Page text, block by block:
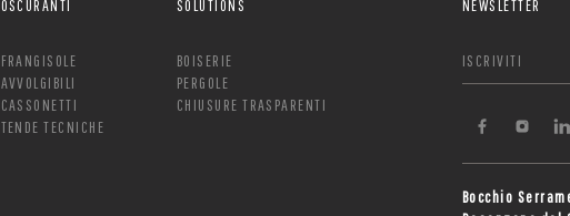
OSCURANTI
FRANGISOLE
AVVOLGIBILI
CASSONETTI
TENDE TECNICHE
SOLUTIONS
BOISERIE
PERGOLE
CHIUSURE TRASPARENTI
NEWSLETTER
ISCRIVITI
Bocchio